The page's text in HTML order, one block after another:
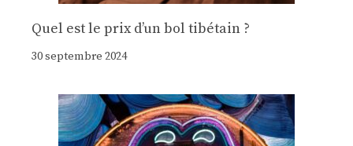
Quel est le prix d’un bol tibétain ?
30 septembre 2024